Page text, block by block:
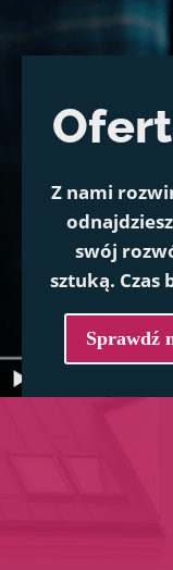
Z nami
swój
sztuką. Czas
Sprawdź